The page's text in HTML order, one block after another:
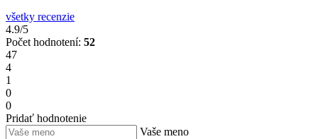
všetky recenzie
4.9/5
Počet hodnotení: 52
47
4
1
0
0
Pridať hodnotenie
Vaše meno